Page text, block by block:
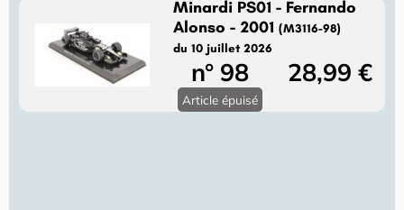
Minardi PS01 - Fernando
Alonso - 2001(M3116-98)
du 10 juillet 2026
n° 98 28,99 €
Article épuisé